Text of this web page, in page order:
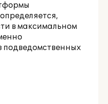
в максимальном
подведомственных